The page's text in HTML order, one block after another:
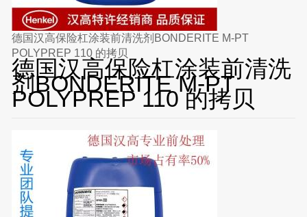
德国汉高保险杠涂装前清洗剂BONDERITE M-PT
POLYPREP 110 的拷贝
德国汉高保险杠涂装前清洗
剂BONDERITE M-PT
POLYPREP 110 的拷贝